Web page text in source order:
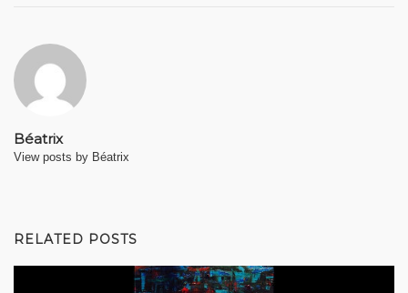
Béatrix
View posts by Béatrix
RELATED POSTS